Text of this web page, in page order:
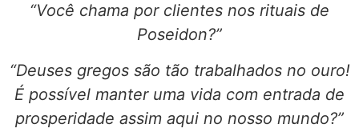
“Você chama por clientes nos rituais de
Poseidon?”
“Deuses gregos são tão trabalhados no ouro!
É possível manter uma vida com entrada de
prosperidade assim aqui no nosso mundo?”